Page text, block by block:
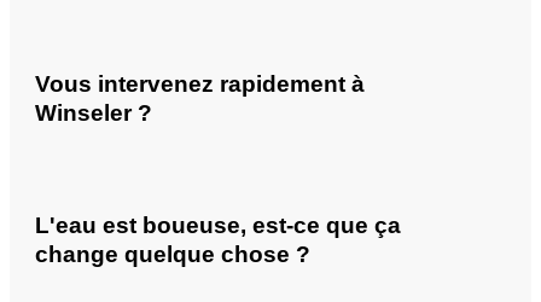
Vous intervenez rapidement à
Winseler ?
L'eau est boueuse, est-ce que ça
change quelque chose ?